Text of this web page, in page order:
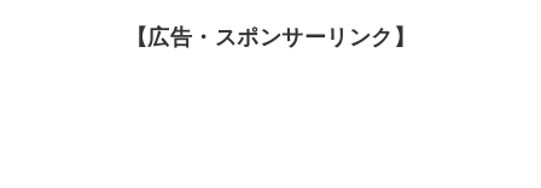
【広告・スポンサーリンク】